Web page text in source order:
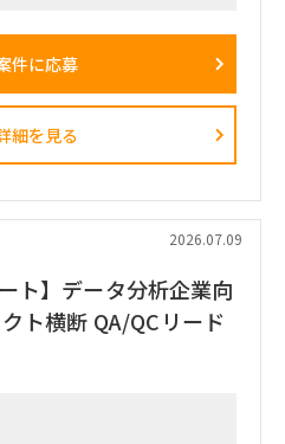
発およびテスト・移行工程へシフ
、複数の小チームが並行して乱立
顧客・ユーザー調整メインのチ
る進捗管理、課題管理、およ
での顧客、および業務部門の
)との円滑な要件調整や合意形
ジカルシンキングに基づく解決
件に応募
細を見る
2026.07.09
ト】データ分析企業向
ト横断 QA/QCリード